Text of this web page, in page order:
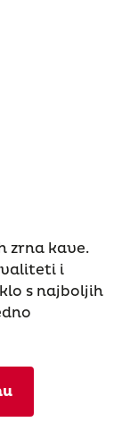
zrna kave.
i
s najboljih